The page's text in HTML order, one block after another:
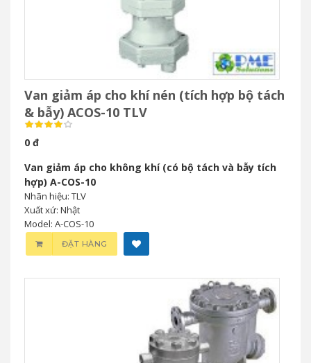
Van giảm áp cho khí nén (tích hợp bộ tách
& bẫy) ACOS-10 TLV
0 đ
Van giảm áp cho không khí (có bộ tách và bẫy tích
hợp) A-COS-10
Nhãn hiệu: TLV
Xuất xứ: Nhật
Model: A-COS-10
ĐẶT HÀNG